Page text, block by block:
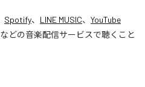
Spotify、 LINE MUSIC、 YouTube
などの音楽配信サービスで聴くこと